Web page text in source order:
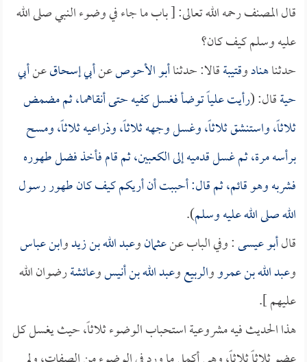
قال المصنف رحمه الله تعالى: [ باب ما جاء في وضوء النبي صلى الله
عليه وسلم كيف كان؟
حدثناهنادوقتيبةقالا: حدثناأبو الأحوصعنأبي إسحاقعنأبي
حيةقال: (رأيتعلياًتوضأ فغسل كفيه حتى أنقاهما، ثم مضمض
ثلاثاً، واستنشق ثلاثاً، وغسل وجهه ثلاثاً، وذراعيه ثلاثاً، ومسح
برأسه مرة، ثم غسل قدميه إلى الكعبين، ثم قام فأخذ فضل طهوره
فشربه وهو قائم، ثم قال: أحببت أن أريكم كيف كان طهور رسول
الله صلى الله عليه وسلم).
قالأبو عيسى: وفي الباب عنعثمانوعبد الله بن زيدوابن عباس
وعبد الله بن عمرووالربيعوعبد الله بن أنيسوعائشةرضوان الله
عليهم ].
هذا الحديث فيه مشروعية استحباب الوضوء ثلاثاً، حيث يغسل كل